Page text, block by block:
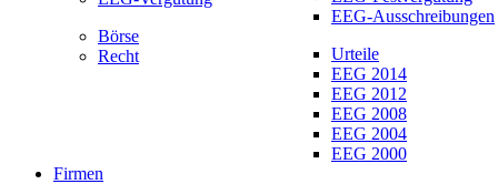
EEG-Ausschreibungen
Börse
Recht
Urteile
EEG 2014
EEG 2012
EEG 2008
EEG 2004
EEG 2000
Firmen